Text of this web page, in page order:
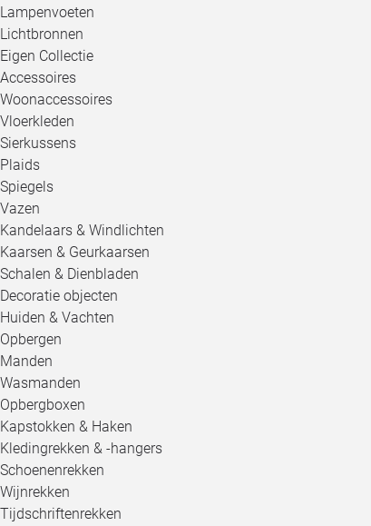
Lampenvoeten
Lichtbronnen
Eigen Collectie
Accessoires
Woonaccessoires
Vloerkleden
Sierkussens
Plaids
Spiegels
Vazen
Kandelaars & Windlichten
Kaarsen & Geurkaarsen
Schalen & Dienbladen
Decoratie objecten
Huiden & Vachten
Opbergen
Manden
Wasmanden
Opbergboxen
Kapstokken & Haken
Kledingrekken & -hangers
Schoenenrekken
Wijnrekken
Tijdschriftenrekken